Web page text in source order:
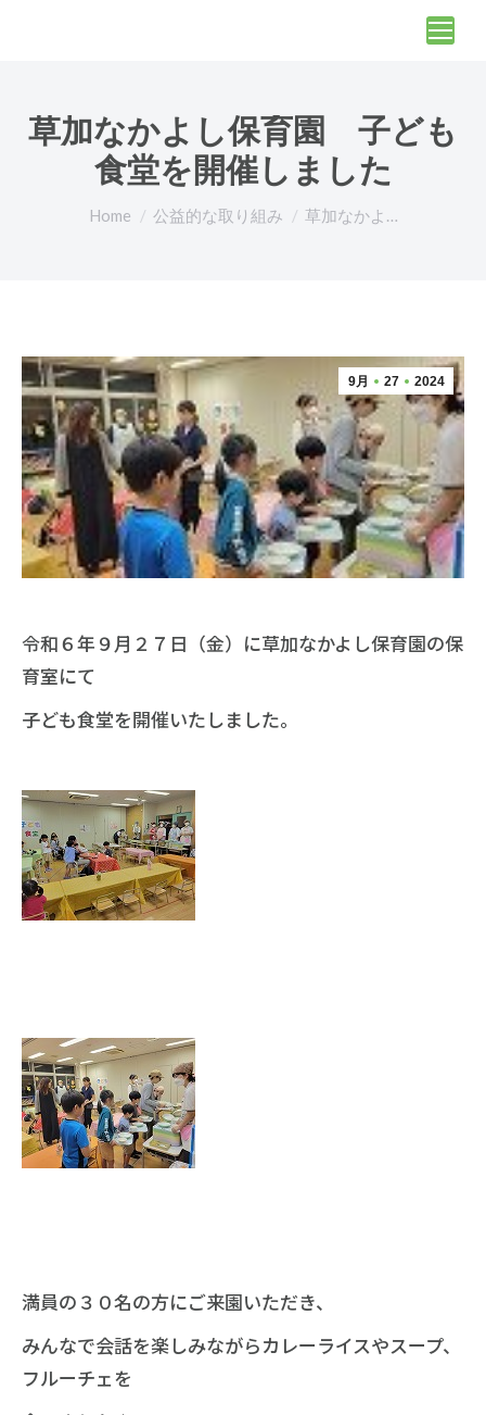
草加なかよし保育園 子ども
食堂を開催しました
You are here:
Home 公益的な取り組み 草加なかよ…
9月 27 2024
令和６年９月２７日（金）に草加なかよし保育園の保
育室にて
子ども食堂を開催いたしました。
満員の３０名の方にご来園いただき、
みんなで会話を楽しみながらカレーライスやスープ、
フルーチェを